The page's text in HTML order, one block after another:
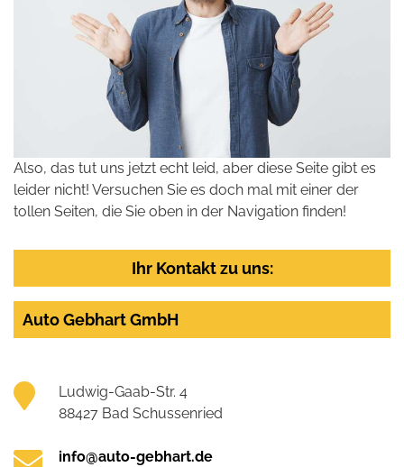
Also, das tut uns jetzt echt leid, aber diese Seite gibt es
leider nicht! Versuchen Sie es doch mal mit einer der
tollen Seiten, die Sie oben in der Navigation finden!
Ihr Kontakt zu uns:
Auto Gebhart GmbH
Ludwig-Gaab-Str. 4
88427 Bad Schussenried
info@auto-gebhart.de